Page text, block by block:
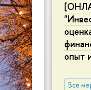
опыт
Все